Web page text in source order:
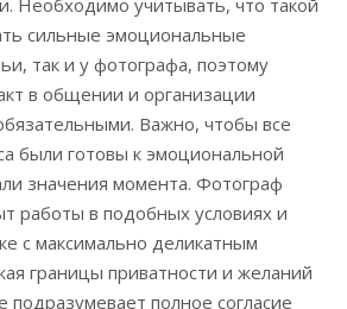
Необходимо учитывать, что такой
сильные эмоциональные
так и у фотографа, поэтому
в общении и организации
Важно, чтобы все
были готовы к эмоциональной
значения момента. Фотограф
работы в подобных условиях и
с максимально деликатным
границы приватности и желаний
подразумевает полное согласие